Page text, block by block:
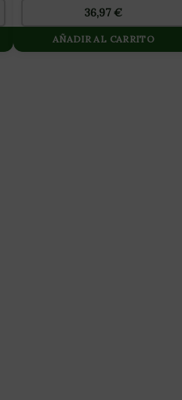
36,97€
AÑADIR AL CARRITO